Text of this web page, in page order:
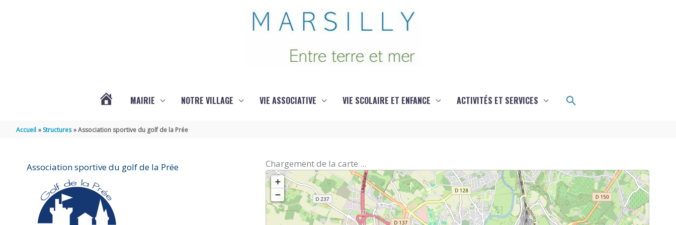
MAIRIE NOTRE VILLAGE VIE ASSOCIATIVE VIE SCOLAIRE ET ENFANCE ACTIVITÉS ET SERVICES Rechercher
Accueil Structures Association sportive du golf de la Prée
Association sportive du golf de la Prée Chargement de la carte ...
+
−